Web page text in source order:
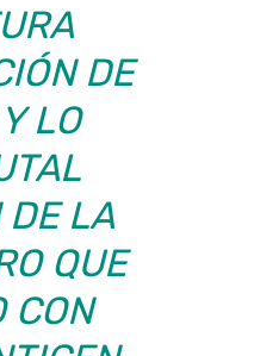
DE
LO
DE LA
QUE
CON